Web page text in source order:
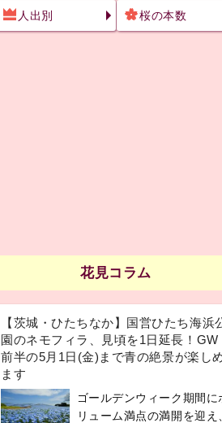
人出別 桜の本数
花見コラム
【茨城・ひたちなか】国営ひたち海浜
園のネモフィラ、見頃を1日延長！GW
前半の5月1日(金)まで青の絶景が楽し
ます
ゴールデンウィーク期間に
リューム満点の満開を迎え